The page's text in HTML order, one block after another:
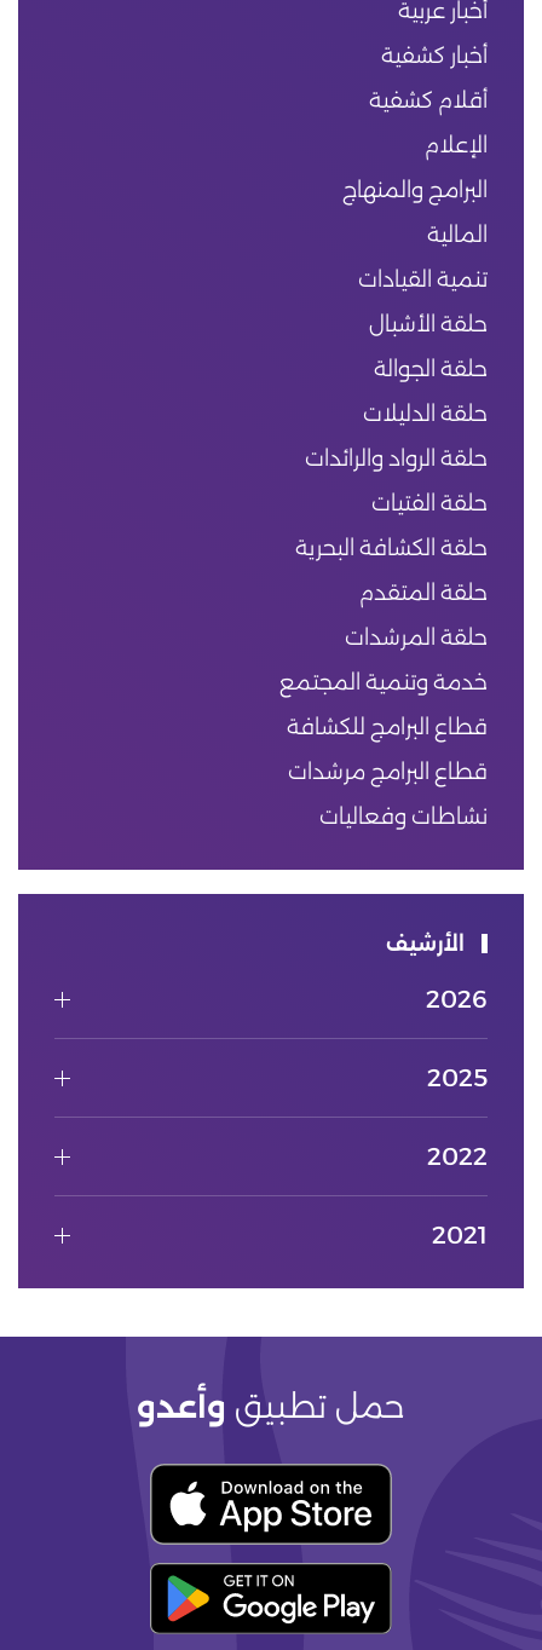
أخبار عربية
أخبار كشفية
أقلام كشفية
الإعلام
البرامج والمنهاج
المالية
تنمية القيادات
حلقة الأشبال
حلقة الجوالة
حلقة الدليلات
حلقة الرواد والرائدات
حلقة الفتيات
حلقة الكشافة البحرية
حلقة المتقدم
حلقة المرشدات
خدمة وتنمية المجتمع
قطاع البرامج للكشافة
قطاع البرامج مرشدات
نشاطات وفعاليات
الأرشيف
2026
2025
2022
2021
حمل تطبيق وأعدو